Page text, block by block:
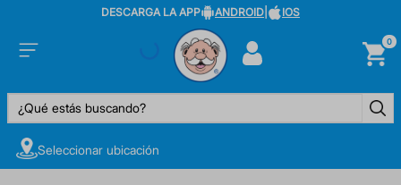
DESCARGA LA APP ANDROID IOS
0
¿Qué estás buscando?
Seleccionar ubicación